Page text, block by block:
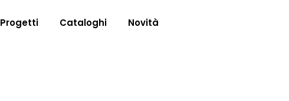
Progetti Cataloghi Novità